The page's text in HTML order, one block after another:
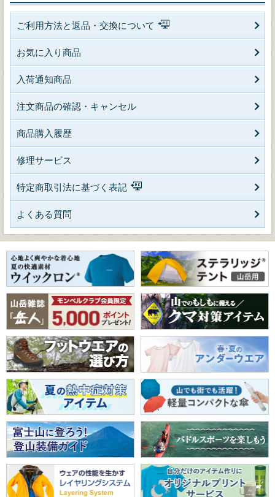
ご利用方法と返品・交換について
お気に入り商品
入荷通知商品
注文商品の確認・キャンセル
商品購入履歴
修理サービス
特定商取引法に基づく表記
よくある質問